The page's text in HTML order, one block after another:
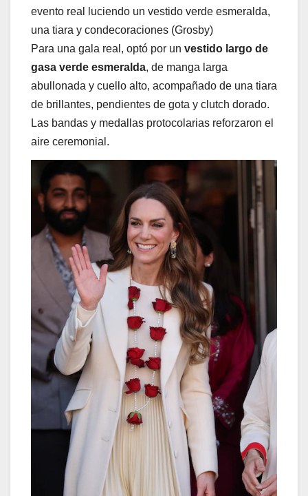
evento real luciendo un vestido verde esmeralda,
una tiara y condecoraciones (Grosby)
Para una gala real, optó por un vestido largo de
gasa verde esmeralda, de manga larga
abullonada y cuello alto, acompañado de una tiara
de brillantes, pendientes de gota y clutch dorado.
Las bandas y medallas protocolarias reforzaron el
aire ceremonial.